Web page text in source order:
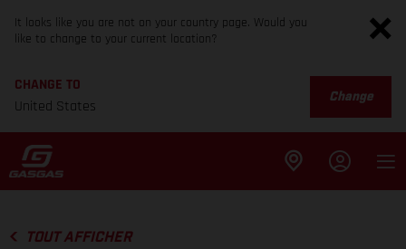
It looks like you are not on your country page. Would you
like to change to your current location?
CHANGE TO
United States
Change
TOUT AFFICHER